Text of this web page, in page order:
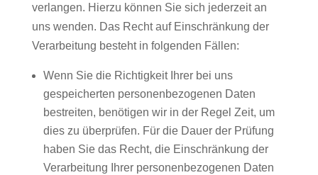
verlangen. Hierzu können Sie sich jederzeit an
uns wenden. Das Recht auf Einschränkung der
Verarbeitung besteht in folgenden Fällen:
Wenn Sie die Richtigkeit Ihrer bei uns
gespeicherten personenbezogenen Daten
bestreiten, benötigen wir in der Regel Zeit, um
dies zu überprüfen. Für die Dauer der Prüfung
haben Sie das Recht, die Einschränkung der
Verarbeitung Ihrer personenbezogenen Daten